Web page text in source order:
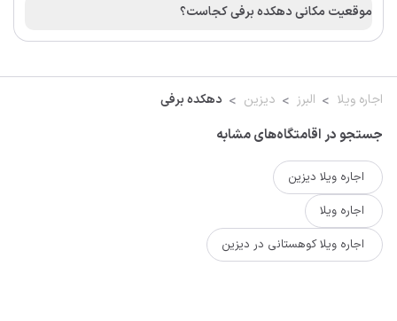
موقعیت مکانی دهکده برفی کجاست؟
اجاره ویلا البرز دیزین دهکده برفی
جستجو در اقامتگاه‌های مشابه
اجاره ویلا دیزین
اجاره ویلا
اجاره ویلا کوهستانی در دیزین